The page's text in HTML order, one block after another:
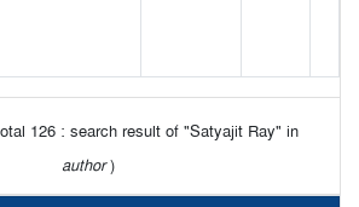
126 : search result of "Satyajit Ray" in
author)